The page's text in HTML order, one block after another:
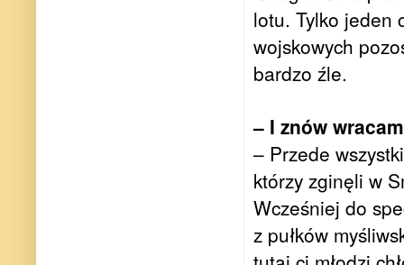
lotu. Tylko jeden
wojskowych
bardzo źle.
– I znów
– Przede
którzy zginęli w
Wcześniej do
z pułków